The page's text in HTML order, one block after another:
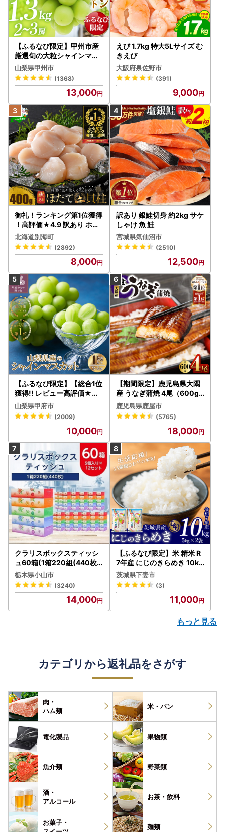
【ふるなび限定】甲州市産
厳選旬の大粒シャインマス
カット 約1.3kg 2～3房【2
026年発送】（MG）B12-
472 FN-Limited-VO シャ
インマスカット フルーツ
山梨県甲州市
(1368)
13,000
えび 1.7kg 特大5Lサイズ む
きえび
大阪府泉佐野市
(391)
9,000
御礼！ランキング第1位獲得
！高評価★4.9 訳あり ホタ
テ 400g（ほたて 帆立 貝柱
冷凍 ）
北海道別海町
(2892)
8,000
訳あり 銀鮭切身 約2kg サケ
しゃけ 魚 鮭
宮城県気仙沼市
(2510)
12,500
【ふるなび限定】【総合1位
獲得!! レビュー高評価★】
〈2026年度配送分〉山梨
県産 シャインマスカット 2
～3房（1.0kg以上）シャイ
ン フルーツ FN-Limited-S
P
山梨県甲府市
(2009)
10,000
【期間限定】鹿児島県大隅
産 うなぎ蒲焼 4尾（600g
） KN007-004-04-cp18
うなぎ 鰻 魚 惣菜 総菜
鹿児島県鹿屋市
(5765)
18,000
クラリスボックスティッシ
ュ60箱(1箱220組(440枚))
(5個入り×12セット)【配送
不可地域：離島・沖縄県】
【1256759】
栃木県小山市
(3240)
14,000
【ふるなび限定】米 精米 R
7年産 にじのきらめき 10kg
10月 FN-Limited-PR
茨城県下妻市
(3)
11,000
もっと見る
カテゴリから返礼品をさがす
肉・
ハム類
米・パン
電化製品 果物類
魚介類 野菜類
酒・
アルコール
お茶・ 飲料
お菓子・
麺類